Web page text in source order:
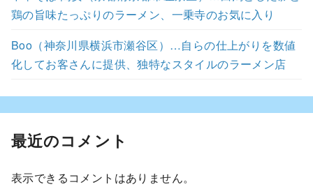
鶏の旨味たっぷりのラーメン、一乗寺のお気に入り
Boo（神奈川県横浜市瀬谷区）…自らの仕上がりを数値
化してお客さんに提供、独特なスタイルのラーメン店
最近のコメント
表示できるコメントはありません。